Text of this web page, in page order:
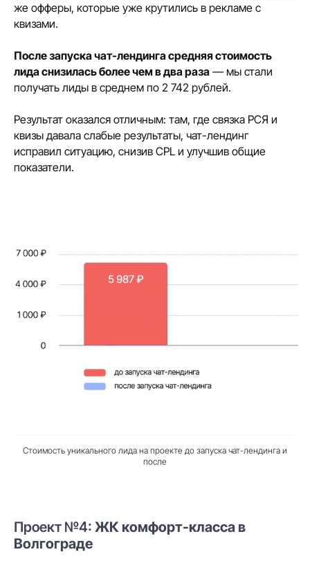
же офферы, которые уже крутились в рекламе с
квизами.
После запуска чат-лендинга средняя стоимость
лида снизилась более чем в два раза — мы стали
получать лиды в среднем по 2 742 рублей.
Результат оказался отличным: там, где связка РСЯ и
квизы давала слабые результаты, чат-лендинг
исправил ситуацию, снизив CPL и улучшив общие
показатели.
Стоимость уникального лида на проекте до запуска чат-лендинга и
после
Проект №4: ЖК комфорт-класса в
Волгограде